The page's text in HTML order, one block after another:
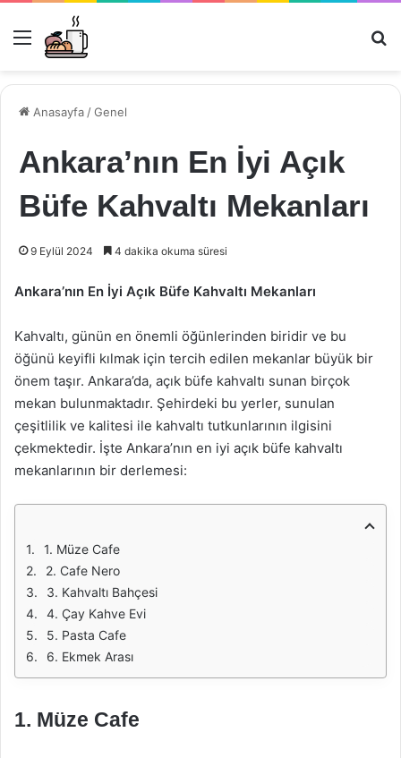
Menü
Anasayfa /Genel
Ankara’nın En İyi Açık
Büfe Kahvaltı Mekanları
9 Eylül 2024 4 dakika okuma süresi
Ankara’nın En İyi Açık Büfe Kahvaltı Mekanları
Kahvaltı, günün en önemli öğünlerinden biridir ve bu
öğünü keyifli kılmak için tercih edilen mekanlar büyük bir
önem taşır. Ankara’da, açık büfe kahvaltı sunan birçok
mekan bulunmaktadır. Şehirdeki bu yerler, sunulan
çeşitlilik ve kalitesi ile kahvaltı tutkunlarının ilgisini
çekmektedir. İşte Ankara’nın en iyi açık büfe kahvaltı
mekanlarının bir derlemesi:
1. Müze Cafe
2. Cafe Nero
3. Kahvaltı Bahçesi
4. Çay Kahve Evi
5. Pasta Cafe
6. Ekmek Arası
1. Müze Cafe